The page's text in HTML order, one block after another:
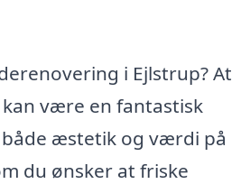
i Ejlstrup? At
være en fantastisk
æstetik og værdi på
du ønsker at friske